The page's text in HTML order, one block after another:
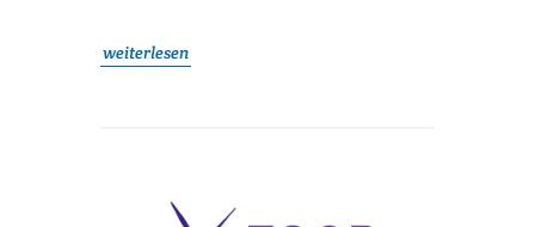
weiterlesen